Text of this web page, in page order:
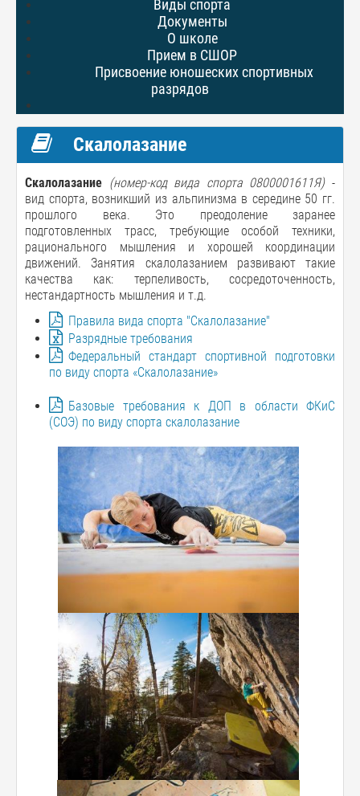
Виды спорта
Документы
О школе
Прием в СШОР
Присвоение юношеских спортивных
разрядов
Скалолазание
Скалолазание (номер-код вида спорта 0800001611Я)-
вид спорта, возникший из альпинизма в середине 50 гг.
прошлого века. Это преодоление заранее
подготовленных трасс, требующие особой техники,
рационального мышления и хорошей координации
движений. Занятия скалолазанием развивают такие
качества как: терпеливость, сосредоточенность,
нестандартность мышления и т.д.
Правила вида спорта "Скалолазание"
Разрядные требования
Федеральный стандарт спортивной подготовки
по виду спорта «Скалолазание»
Базовые требования к ДОП в области ФКиС
(СОЭ) по виду спорта скалолазание